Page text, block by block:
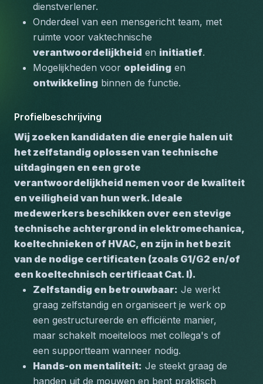
dienstverlener.
Onderdeel van een mensgericht team, met
verantwoordelijkheid en initiatief.
Mogelijkheden voor opleiding
ontwikkeling binnen de functie.
Profielbeschrijving
Wij zoeken kandidaten die energie halen uit
het zelfstandig oplossen van technische
uitdagingen en een grote
verantwoordelijkheid nemen voor de kwaliteit
en veiligheid van hun werk. Ideale
medewerkers beschikken over een stevige
technische achtergrond in elektromechanica,
koeltechnieken of HVAC, en zijn in het bezit
van de nodige certificaten (zoals G1/G2 en/of
een koeltechnisch certificaat Cat. I).
Zelfstandig en betrouwbaar: Je werkt
graag zelfstandig en organiseert je werk op
een gestructureerde en efficiënte manier,
maar schakelt moeiteloos met collega's of
een supportteam wanneer nodig.
Hands-on mentaliteit: Je steekt graag de
handen uit de mouwen en bent praktisch